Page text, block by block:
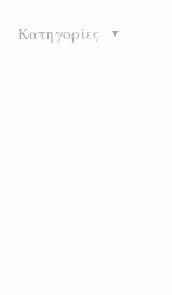
Κατηγορίες